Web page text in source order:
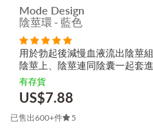
Mode Design
陰莖環 - 藍色
用於勃起後減慢血液流出陰莖
陰莖上、陰莖連同陰囊一起套
有存貨
US$7.88
已售出600+件 5